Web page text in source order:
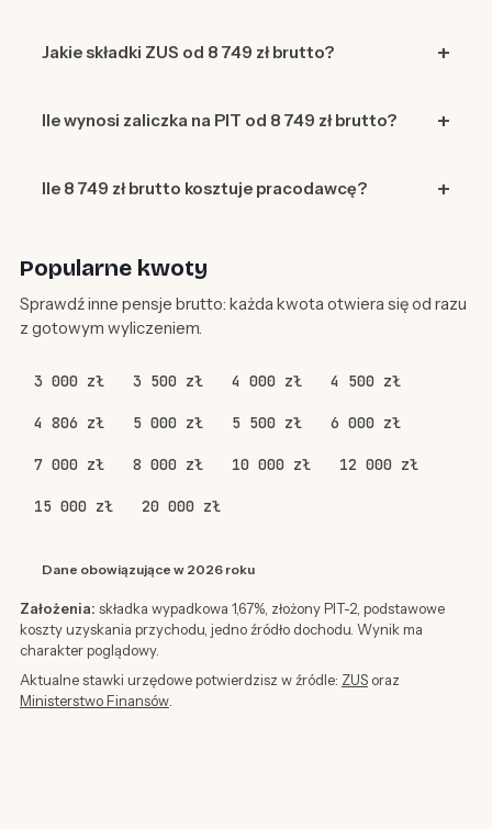
Jakie składki ZUS od 8 749 zł brutto?
Ile wynosi zaliczka na PIT od 8 749 zł brutto?
Ile 8 749 zł brutto kosztuje pracodawcę?
Popularne kwoty
Sprawdź inne pensje brutto: każda kwota otwiera się od razu
z gotowym wyliczeniem.
3 000 zł 3 500 zł 4 000 zł 4 500 zł
4 806 zł 5 000 zł 5 500 zł 6 000 zł
7 000 zł 8 000 zł 10 000 zł 12 000 zł
15 000 zł 20 000 zł
Dane obowiązujące w 2026 roku
Założenia: składka wypadkowa 1,67%, złożony PIT-2, podstawowe
koszty uzyskania przychodu, jedno źródło dochodu. Wynik ma
charakter poglądowy.
Aktualne stawki urzędowe potwierdzisz w źródle: ZUSoraz
Ministerstwo Finansów.